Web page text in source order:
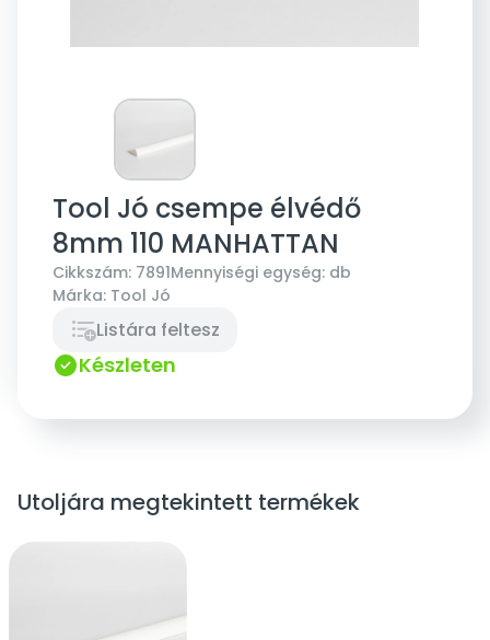
Tool Jó csempe élvédő
8mm 110 MANHATTAN
Cikkszám: 7891Mennyiségi egység: db
Márka: Tool Jó
Listára feltesz
Készleten
Utoljára megtekintett termékek